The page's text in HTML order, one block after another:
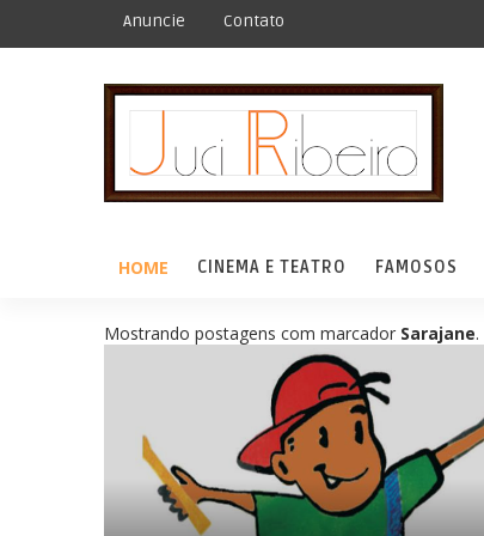
Anuncie Contato
HOME CINEMA E TEATRO FAMOSOS
Mostrando postagens com marcador .